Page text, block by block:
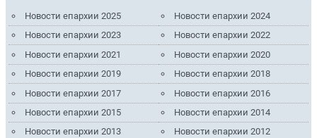
Новости епархии 2025
Новости епархии 2024
Новости епархии 2023
Новости епархии 2022
Новости епархии 2021
Новости епархии 2020
Новости епархии 2019
Новости епархии 2018
Новости епархии 2017
Новости епархии 2016
Новости епархии 2015
Новости епархии 2014
Новости епархии 2013
Новости епархии 2012